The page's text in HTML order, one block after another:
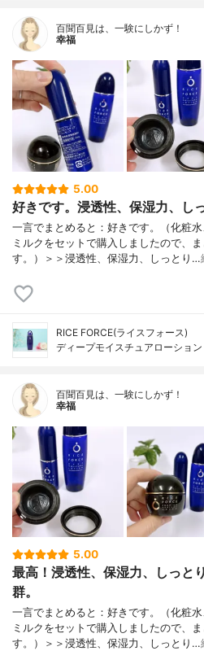
百聞百見は、一験にしかず！
幸福
5.00
好きです。浸透性、保湿力、し
一言でまとめると：好きです。（化粧
ミルクをセットで購入しましたので、
す。）＞＞浸透性、保湿力、しっとり…
RICE FORCE(ライスフォース)
ディープモイスチュアローション
百聞百見は、一験にしかず！
幸福
5.00
最高！浸透性、保湿力、しっと
群。
一言でまとめると：好きです。（化粧
ミルクをセットで購入しましたので、
す。）＞＞浸透性、保湿力、しっとり…